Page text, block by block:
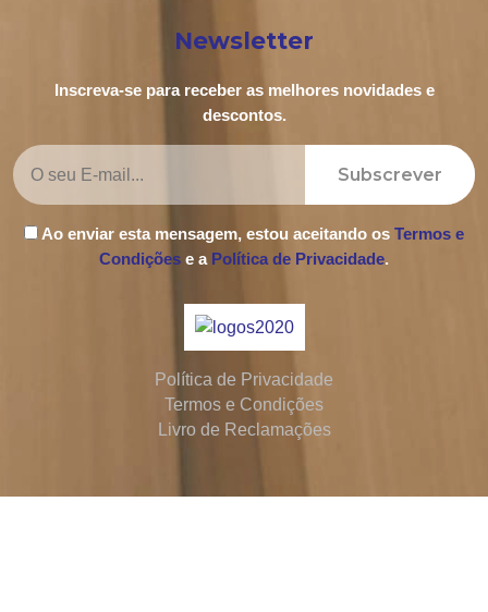
Newsletter
Inscreva-se para receber as melhores novidades e
descontos.
Subscrever
Ao enviar esta mensagem, estou aceitando os Termos e
Condições e a Política de Privacidade.
Política de Privacidade
Termos e Condições
Livro de Reclamações